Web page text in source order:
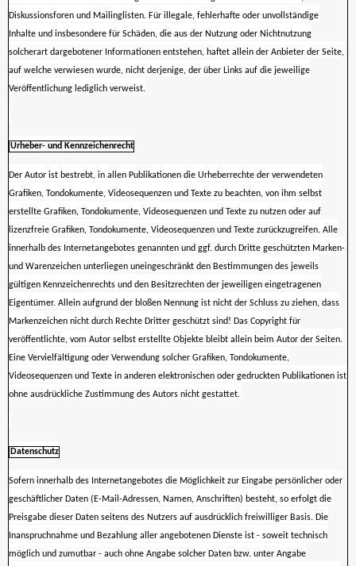
Diskussionsforen und Mailinglisten. Für illegale, fehlerhafte oder unvollständige
Inhalte und insbesondere für Schäden, die aus der Nutzung oder Nichtnutzung
solcherart dargebotener Informationen entstehen, haftet allein der Anbieter der Seite,
auf welche verwiesen wurde, nicht derjenige, der über Links auf die jeweilige
Veröffentlichung lediglich verweist.
Urheber- und Kennzeichenrecht
Der Autor ist bestrebt, in allen Publikationen die Urheberrechte der verwendeten
Grafiken, Tondokumente, Videosequenzen und Texte zu beachten, von ihm selbst
erstellte Grafiken, Tondokumente, Videosequenzen und Texte zu nutzen oder auf
lizenzfreie Grafiken, Tondokumente, Videosequenzen und Texte zurückzugreifen. Alle
innerhalb des Internetangebotes genannten und ggf. durch Dritte geschützten Marken-
und Warenzeichen unterliegen uneingeschränkt den Bestimmungen des jeweils
gültigen Kennzeichenrechts und den Besitzrechten der jeweiligen eingetragenen
Eigentümer. Allein aufgrund der bloßen Nennung ist nicht der Schluss zu ziehen, dass
Markenzeichen nicht durch Rechte Dritter geschützt sind! Das Copyright für
veröffentlichte, vom Autor selbst erstellte Objekte bleibt allein beim Autor der Seiten.
Eine Vervielfältigung oder Verwendung solcher Grafiken, Tondokumente,
Videosequenzen und Texte in anderen elektronischen oder gedruckten Publikationen ist
ohne ausdrückliche Zustimmung des Autors nicht gestattet.
Datenschutz
Sofern innerhalb des Internetangebotes die Möglichkeit zur Eingabe persönlicher oder
geschäftlicher Daten (E-Mail-Adressen, Namen, Anschriften) besteht, so erfolgt die
Preisgabe dieser Daten seitens des Nutzers auf ausdrücklich freiwilliger Basis. Die
Inanspruchnahme und Bezahlung aller angebotenen Dienste ist - soweit technisch
möglich und zumutbar - auch ohne Angabe solcher Daten bzw. unter Angabe